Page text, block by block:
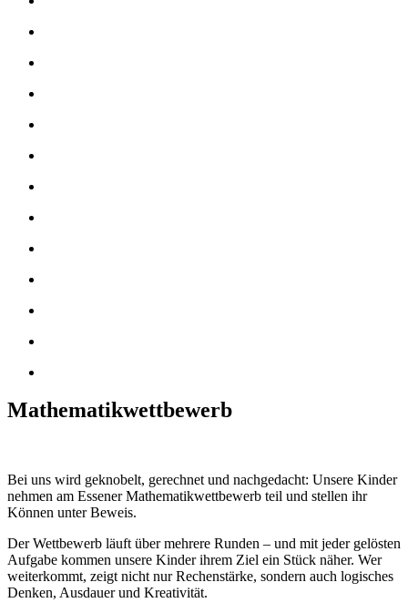
Mathematikwettbewerb
Bei uns wird geknobelt, gerechnet und nachgedacht: Unsere Kinder
nehmen am Essener Mathematikwettbewerb teil und stellen ihr
Können unter Beweis.
Der Wettbewerb läuft über mehrere Runden – und mit jeder gelösten
Aufgabe kommen unsere Kinder ihrem Ziel ein Stück näher. Wer
weiterkommt, zeigt nicht nur Rechenstärke, sondern auch logisches
Denken, Ausdauer und Kreativität.